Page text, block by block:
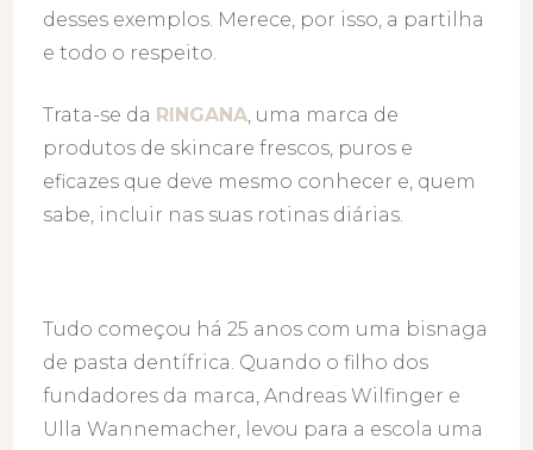
desses exemplos. Merece, por isso, a partilha
e todo o respeito.
Trata-se da RINGANA, uma marca de
produtos de skincare frescos, puros e
eficazes que deve mesmo conhecer e, quem
sabe, incluir nas suas rotinas diárias.
Tudo começou há 25 anos com uma bisnaga
de pasta dentífrica. Quando o filho dos
fundadores da marca, Andreas Wilfinger e
Ulla Wannemacher, levou para a escola uma